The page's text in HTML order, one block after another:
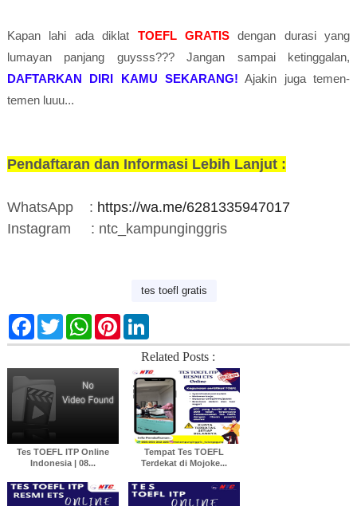
Kapan lahi ada diklat TOEFL GRATISdengan durasi yang
lumayan panjang guysss??? Jangan sampai ketinggalan,
DAFTARKAN DIRI KAMU SEKARANG! Ajakin juga temen-
temen luuu...
Pendaftaran dan Informasi Lebih Lanjut :
WhatsApp: https://wa.me/6281335947017
Instagram : ntc_kampunginggris
tes toefl gratis
F
c
b
o
k
T
w
i
t
r
W
a
s
A
p
P
n
L
n
k
e
d
n
Related Posts :
Tes TOEFL ITP Online
Indonesia | 08...
Tempat Tes TOEFL
Terdekat di Mojoke...